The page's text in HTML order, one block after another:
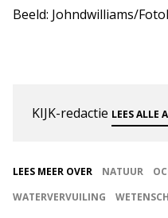
Beeld: Johndwilliams/
KIJK-redactie LEES ALLE
LEES MEER OVER NATUUR
WATERVERVUILING